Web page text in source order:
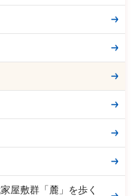
屋敷群「麓」を歩く